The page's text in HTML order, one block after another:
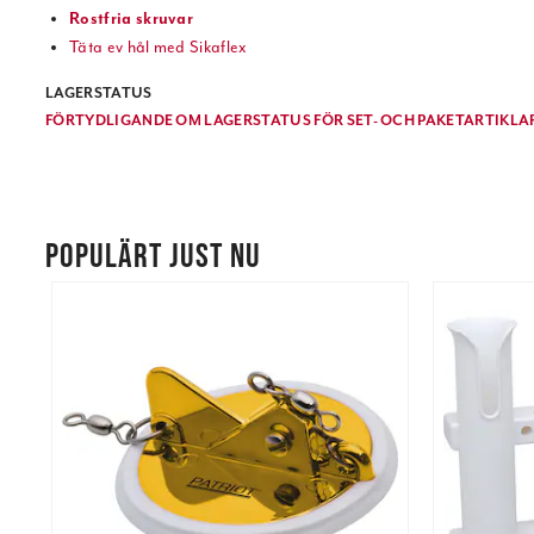
Rostfria skruvar
Täta ev hål med Sikaflex
LAGERSTATUS
FÖRTYDLIGANDE OM LAGERSTATUS FÖR SET- OCH
POPULÄRT JUST NU